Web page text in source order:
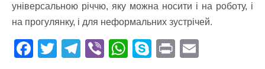
універсальною річчю, яку можна носити і на роботу, і
на прогулянку, і для неформальних зустрічей.
F T T Vi W S Pr